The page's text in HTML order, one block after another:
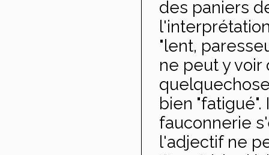
des paniers
"lent,
ne peut y voir
bien
fauconnerie
l'adjectif ne